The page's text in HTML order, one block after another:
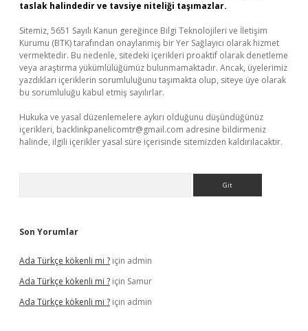
taslak halindedir ve tavsiye niteliği taşımazlar.
Sitemiz, 5651 Sayılı Kanun gereğince Bilgi Teknolojileri ve İletişim
Kurumu (BTK) tarafından onaylanmış bir Yer Sağlayıcı olarak hizmet
vermektedir. Bu nedenle, sitedeki içerikleri proaktif olarak denetleme
veya araştırma yükümlülüğümüz bulunmamaktadır. Ancak, üyelerimiz
yazdıkları içeriklerin sorumluluğunu taşımakta olup, siteye üye olarak
bu sorumluluğu kabul etmiş sayılırlar.
Hukuka ve yasal düzenlemelere aykırı olduğunu düşündüğünüz
içerikleri, backlinkpanelicomtr@gmail.com adresine bildirmeniz
halinde, ilgili içerikler yasal süre içerisinde sitemizden kaldırılacaktır.
Son Yorumlar
Ada Türkçe kökenli mi ? için admin
Ada Türkçe kökenli mi ? için Samur
Ada Türkçe kökenli mi ? için admin